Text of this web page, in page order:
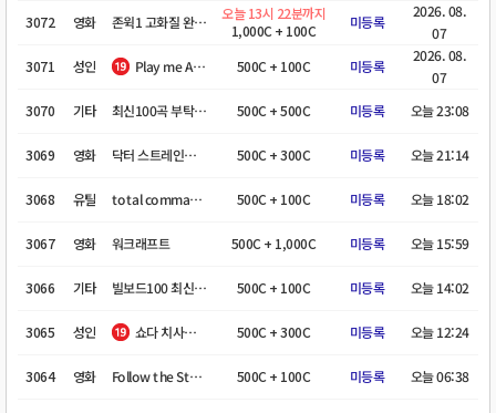
3072
영화 존윅1 고화질 완벽자막 노제휴 부탁해요
오늘 13시 22분까지
1,000C + 100C
미등록
2026. 08.
07
3071
성인 Play me Again Vanessa 요청합니다. 500C + 100C 미등록
2026. 08.
07
3070
기타 최신100곡 부탁드려요 500C + 500C 미등록 오늘 23:08
3069 영화 닥터 스트레인지(대혼돈의 멀티버스: Doctor Strange in the Multiverse of Madness) 500C + 300C 미등록 오늘 21:14
3068 유틸 total commander 요청합니다. 500C + 100C 미등록 오늘 18:02
3067 영화 워크래프트 500C + 1,000C 미등록 오늘 15:59
3066 기타 빌보드100 최신 자료부탁합니다 500C + 100C 미등록 오늘 14:02
3065 성인 쇼다 치사토 AV 영상 500C + 300C 미등록 오늘 12:24
3064 영화 Follow the Stars Home(한국 제목: 별을 따라 집으로 또는 사랑의 가치) 500C + 100C 미등록 오늘 06:38